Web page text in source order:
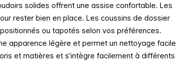
solides offrent une assise confortable. Les
rester bien en place. Les coussins de dossier
ou tapotés selon vos préférences.
apparence légère et permet un nettoyage facile
et matières et s’intègre facilement à différents